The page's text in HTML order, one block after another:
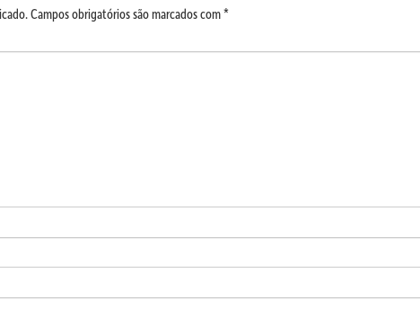
Campos obrigatórios são marcados com*